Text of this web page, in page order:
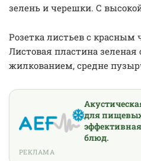
зелень и черешки. С
Розетка листьев с
Листовая пластина
жилкованием, средне
для
блюд.
РЕКЛАМА